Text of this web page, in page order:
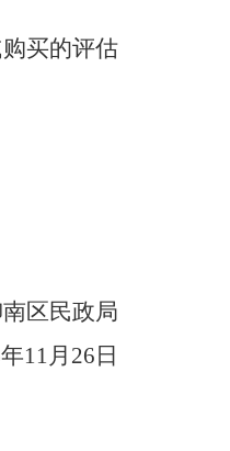
买的评估
区民政局
11月26日